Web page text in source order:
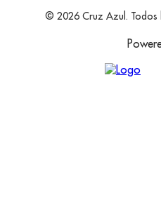
© 2026 Cruz Azul. Todos